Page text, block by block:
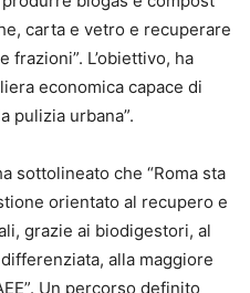
carta e vetro e recuperare
L’obiettivo, ha
economica capace di
pulizia urbana”.
sottolineato che “Roma sta
orientato al recupero e
grazie ai biodigestori, al
alla maggiore
Un percorso definito